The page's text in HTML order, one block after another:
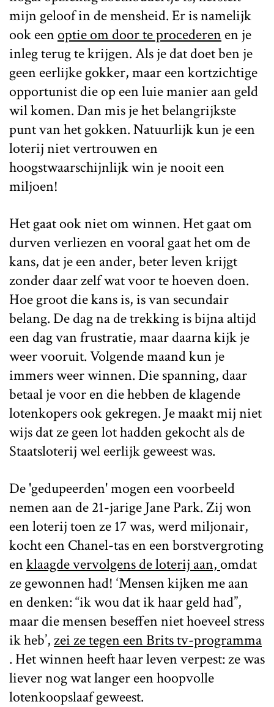
mijn geloof in de mensheid. Er is namelijk
ook eenoptie om door te procederenen je
inleg terug te krijgen. Als je dat doet ben je
geen eerlijke gokker, maar een kortzichtige
opportunist die op een luie manier aan geld
wil komen. Dan mis je het belangrijkste
punt van het gokken. Natuurlijk kun je een
loterij niet vertrouwen en
hoogstwaarschijnlijk win je nooit een
miljoen!
Het gaat ook niet om winnen. Het gaat om
durven verliezen en vooral gaat het om de
kans, dat je een ander, beter leven krijgt
zonder daar zelf wat voor te hoeven doen.
Hoe groot die kans is, is van secundair
belang. De dag na de trekking is bijna altijd
een dag van frustratie, maar daarna kijk je
weer vooruit. Volgende maand kun je
immers weer winnen. Die spanning, daar
betaal je voor en die hebben de klagende
lotenkopers ook gekregen. Je maakt mij niet
wijs dat ze geen lot hadden gekocht als de
Staatsloterij wel eerlijk geweest was.
De 'gedupeerden' mogen een voorbeeld
nemen aan de 21-jarige Jane Park. Zij won
een loterij toen ze 17 was, werd miljonair,
kocht een Chanel-tas en een borstvergroting
enklaagde vervolgens de loterij aan, omdat
ze gewonnen had! ‘Mensen kijken me aan
en denken: “ik wou dat ik haar geld had”,
maar die mensen beseffen niet hoeveel stress
ik heb’,zei ze tegen een Brits tv-programma
. Het winnen heeft haar leven verpest: ze was
liever nog wat langer een hoopvolle
lotenkoopslaaf geweest.